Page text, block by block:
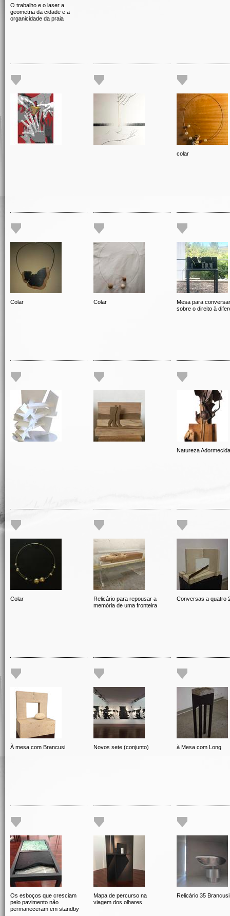
O trabalho e o laser a
geometria da cidade e a
organicidade da praia
colar
Colar Colar
Mesa para conversar
sobre o direito à
Natureza Adormecida
Colar
Relicário para repousar a
memória de uma fronteira
Conversas a quatro
À mesa com Brancusi Novos sete (conjunto) à Mesa com Long
Os esboços que cresciam
pelo pavimento não
permaneceram em standby
Mapa de percurso na
viagem dos olhares
Relicário 35 Brancusi